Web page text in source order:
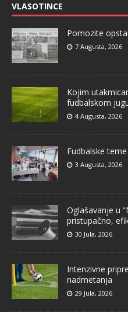
VLASOTINCE
Pomozite
7 Augusta, 2026
Kojim
fudbalskom
4 Augusta, 2026
Fudbalske
3 Augusta, 2026
Oglašavanje u
pristupačno,
30 Jula, 2026
Intenzivne
nadmetanja
29 Jula, 2026